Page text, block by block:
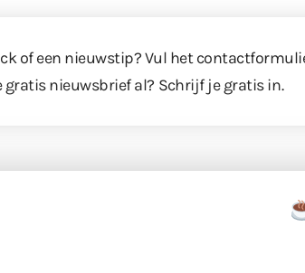
of een nieuwstip? Vul het
gratis nieuwsbrief al? Schrijf je gratis in.